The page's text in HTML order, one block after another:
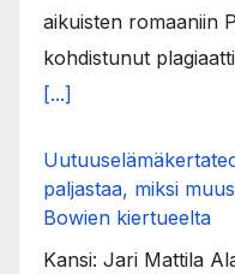
aikuisten romaaniin
kohdistunut
[...]
paljastaa, miksi
Bowien kiertueelta
Kansi: Jari Mattila